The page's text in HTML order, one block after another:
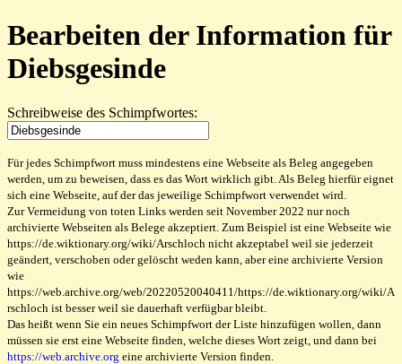
Bearbeiten der Information für
Diebsgesinde
Schreibweise des Schimpfwortes:
Für jedes Schimpfwort muss mindestens eine Webseite als Beleg angegeben
werden, um zu beweisen, dass es das Wort wirklich gibt. Als Beleg hierfür eignet
sich eine Webseite, auf der das jeweilige Schimpfwort verwendet wird.
Zur Vermeidung von toten Links werden seit November 2022 nur noch
archivierte Webseiten als Belege akzeptiert. Zum Beispiel ist eine Webseite wie
https://de.wiktionary.org/wiki/Arschloch nicht akzeptabel weil sie jederzeit
geändert, verschoben oder gelöscht weden kann, aber eine archivierte Version
wie
https://web.archive.org/web/20220520040411/https://de.wiktionary.org/wiki/A
rschloch ist besser weil sie dauerhaft verfügbar bleibt.
Das heißt wenn Sie ein neues Schimpfwort der Liste hinzufügen wollen, dann
müssen sie erst eine Webseite finden, welche dieses Wort zeigt, und dann bei
https://web.archive.org eine archivierte Version finden.